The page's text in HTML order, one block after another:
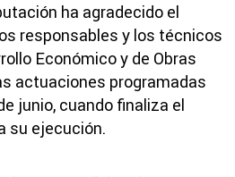
ha agradecido el
responsables y los técnicos
Económico y de Obras
actuaciones programadas
junio, cuando finaliza el
su ejecución.